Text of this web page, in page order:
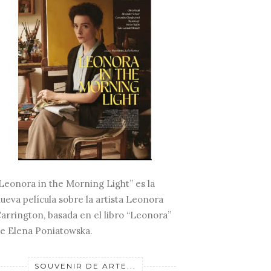
in the Morning Light” es la
película sobre la artista Leonora
basada en el libro “Leonora”
Elena Poniatowska.
SOUVENIR DE ARTE...